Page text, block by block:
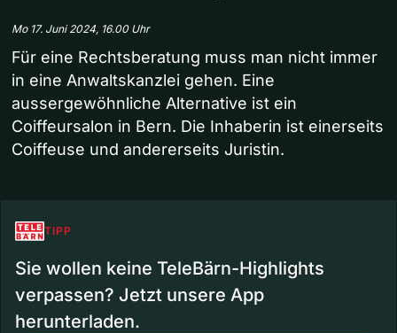
Mo 17. Juni 2024, 16.00 Uhr
Für eine Rechtsberatung muss man nicht immer
in eine Anwaltskanzlei gehen. Eine
aussergewöhnliche Alternative ist ein
Coiffeursalon in Bern. Die Inhaberin ist einerseits
Coiffeuse und andererseits Juristin.
TIPP
Sie wollen keine TeleBärn-Highlights
verpassen? Jetzt unsere App
herunterladen.